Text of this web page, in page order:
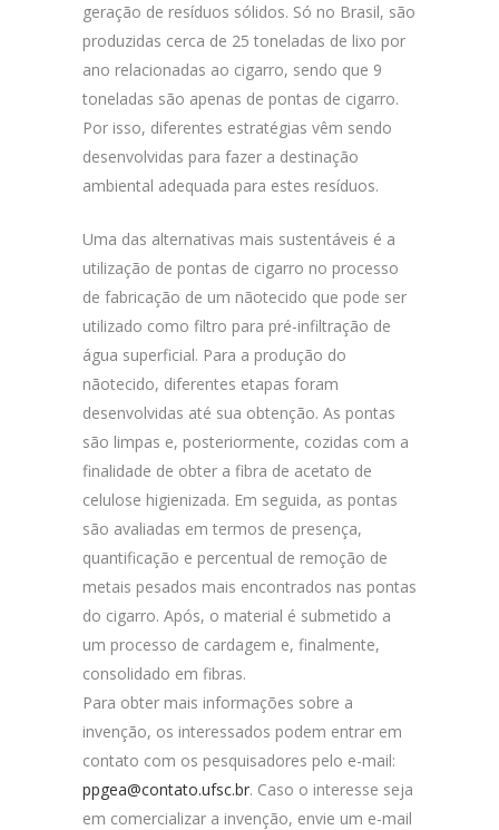
geração de resíduos sólidos. Só no Brasil, são
produzidas cerca de 25 toneladas de lixo por
ano relacionadas ao cigarro, sendo que 9
toneladas são apenas de pontas de cigarro.
Por isso, diferentes estratégias vêm sendo
desenvolvidas para fazer a destinação
ambiental adequada para estes resíduos.
Uma das alternativas mais sustentáveis é a
utilização de pontas de cigarro no processo
de fabricação de um nãotecido que pode ser
utilizado como filtro para pré-infiltração de
água superficial. Para a produção do
nãotecido, diferentes etapas foram
desenvolvidas até sua obtenção. As pontas
são limpas e, posteriormente, cozidas com a
finalidade de obter a fibra de acetato de
celulose higienizada. Em seguida, as pontas
são avaliadas em termos de presença,
quantificação e percentual de remoção de
metais pesados mais encontrados nas pontas
do cigarro. Após, o material é submetido a
um processo de cardagem e, finalmente,
consolidado em fibras.
Para obter mais informações sobre a
invenção, os interessados podem entrar em
contato com os pesquisadores pelo e-mail:
ppgea@contato.ufsc.br. Caso o interesse seja
em comercializar a invenção, envie um e-mail